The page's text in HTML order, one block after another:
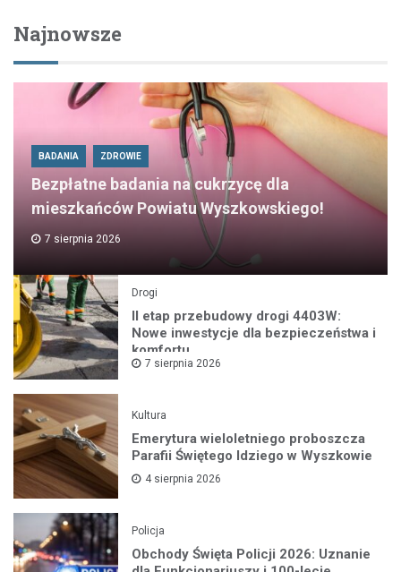
Najnowsze
BADANIA ZDROWIE
Bezpłatne badania na cukrzycę dla
mieszkańców Powiatu Wyszkowskiego!
7 sierpnia 2026
Drogi
II etap przebudowy drogi 4403W:
Nowe inwestycje dla bezpieczeństwa i
komfortu
7 sierpnia 2026
Kultura
Emerytura wieloletniego proboszcza
Parafii Świętego Idziego w Wyszkowie
4 sierpnia 2026
Policja
Obchody Święta Policji 2026: Uznanie